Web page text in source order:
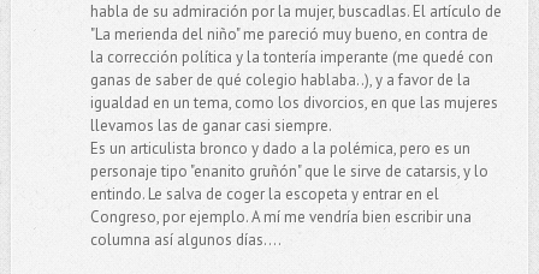
habla de su admiración por la mujer, buscadlas. El artículo de
"La merienda del niño" me pareció muy bueno, en contra de
la corrección política y la tontería imperante (me quedé con
ganas de saber de qué colegio hablaba..), y a favor de la
igualdad en un tema, como los divorcios, en que las mujeres
llevamos las de ganar casi siempre.
Es un articulista bronco y dado a la polémica, pero es un
personaje tipo "enanito gruñón" que le sirve de catarsis, y lo
entindo. Le salva de coger la escopeta y entrar en el
Congreso, por ejemplo. A mí me vendría bien escribir una
columna así algunos días....